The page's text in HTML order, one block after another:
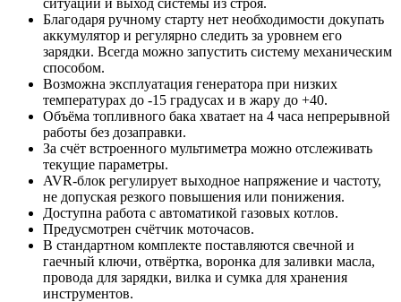
Благодаря ручному старту нет необходимости докупать
аккумулятор и регулярно следить за уровнем его
зарядки. Всегда можно запустить систему механическим
способом.
Возможна эксплуатация генератора при низких
температурах до -15 градусах и в жару до +40.
Объёма топливного бака хватает на 4 часа непрерывной
работы без дозаправки.
За счёт встроенного мультиметра можно отслеживать
текущие параметры.
AVR-блок регулирует выходное напряжение и частоту,
не допуская резкого повышения или понижения.
Доступна работа с автоматикой газовых котлов.
Предусмотрен счётчик моточасов.
В стандартном комплекте поставляются свечной и
гаечный ключи, отвёртка, воронка для заливки масла,
провода для зарядки, вилка и сумка для хранения
инструментов.